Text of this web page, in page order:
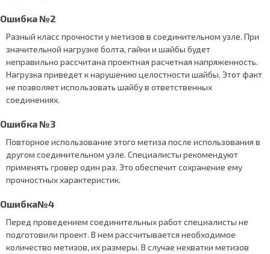
Ошибка №2
Разный класс прочности у метизов в соединительном узле. При
значительной нагрузке болта, гайки и шайбы будет
неправильно рассчитана проектная расчетная напряженность.
Нагрузка приведет к нарушению целостности шайбы. Этот факт
не позволяет использовать шайбу в ответственных
соединениях.
Ошибка №3
Повторное использование этого метиза после использования в
другом соединительном узле. Специалисты рекомендуют
применять гровер один раз. Это обеспечит сохранение ему
прочностных характеристик.
Ошибка№4
Перед проведением соединительных работ специалисты не
подготовили проект. В нем рассчитывается необходимое
количество метизов, их размеры. В случае нехватки метизов